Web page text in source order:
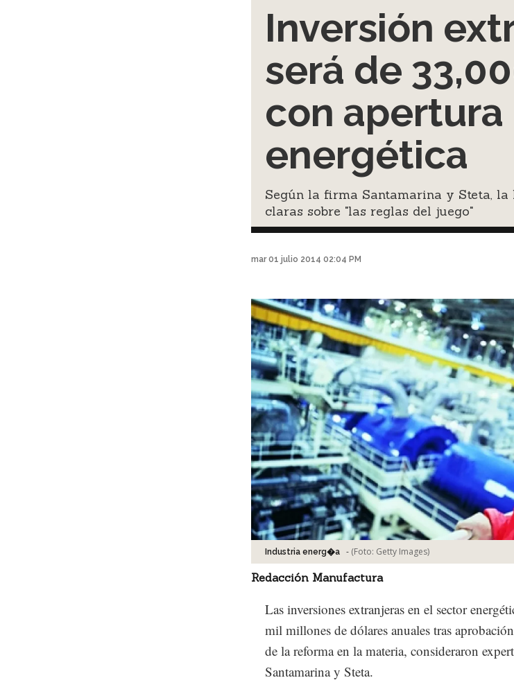
Inversión
será de
con apertura
energética
Según la firma Santamarina y Steta, la
claras sobre "las reglas del juego"
mar 01 julio 2014 02:04 PM
Industria energ�a - (Foto: Getty Images)
Redacción Manufactura
Las inversiones extranjeras en el sector
mil millones de dólares anuales tras
de la reforma en la materia, consideraron
Santamarina y Steta.